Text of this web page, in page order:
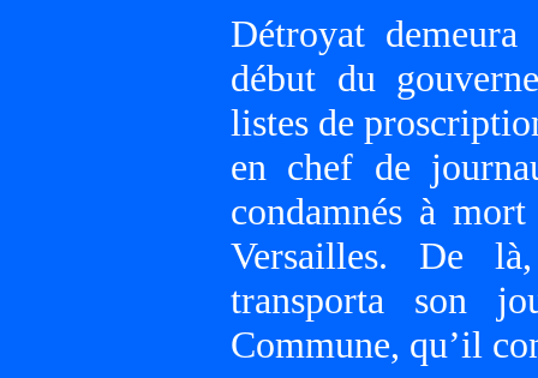
Détroyat
début du
listes de
en chef de
condamnés à
Versailles. De
transporta son
Commune, qu’il